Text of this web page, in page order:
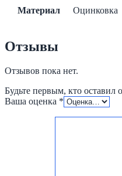
Материал Оцинковка
Отзывы
Отзывов пока нет.
Будьте первым, кто
Ваша оценка *